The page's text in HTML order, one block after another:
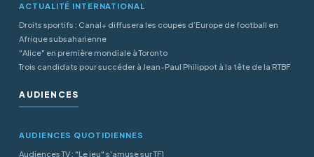
ACTUALITÉ INTERNATIONAL
Droits sportifs : Canal+ diffusera les coupes d’Europe de football en
Afrique subsaharienne
"Alice" en première mondiale à Toronto
Trois candidats pour succéder à Jean-Paul Philippot à la tête de la RTBF
AUDIENCES
AUDIENCES QUOTIDIENNES
Audiences TV : "Le jeu" s'amuse sur TF1